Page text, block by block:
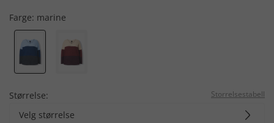
Farge: marine
Størrelse: Storrelsestabell
Velg størrelse